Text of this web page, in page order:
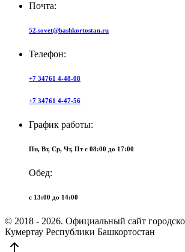
Почта:
52.sovet@bashkortostan.ru
Телефон:
+7 34761 4-48-08
+7 34761 4-47-56
График работы:
Пн, Вт, Ср, Чт, Пт c 08:00 до 17:00
Обед:
c 13:00 до 14:00
© 2018 - 2026. Официальный сайт
Кумертау Республики Башкортостан